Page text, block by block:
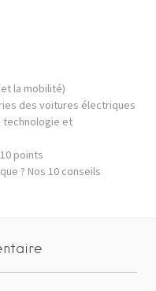
la mobilité)
des voitures électriques
technologie et
points
? Nos 10 conseils